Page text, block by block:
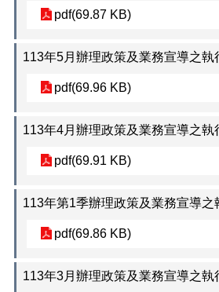
式
說
府
網
料
開
隱
pdf(69.87 KB)
113年5月辦理政策及業務宣導之執
pdf(69.96 KB)
113年4月辦理政策及業務宣導之執
pdf(69.91 KB)
113年第1季辦理政策及業務宣導之
pdf(69.86 KB)
113年3月辦理政策及業務宣導之執